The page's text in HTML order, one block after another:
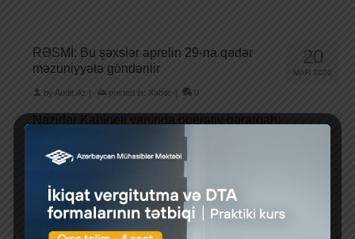
20
MAR 2020
RƏSMİ: Bu şəxslər aprelin 29-na qədər
məzuniyyətə göndərilir
by Audit.Az | posted in: Xəbər | 0
vətəndaşların təhlükəsizliyinin təmin edilməsi üçün
daha əlverişli şərtlər formalaşdırılır. məzuniyyət
Azərbaycanda koronavirus infeksiyasının
yayılmasının qarşısını …